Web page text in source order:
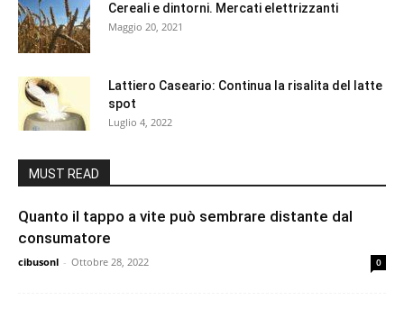
Cereali e dintorni. Mercati elettrizzanti
Maggio 20, 2021
Lattiero Caseario: Continua la risalita del latte
spot
Luglio 4, 2022
MUST READ
Quanto il tappo a vite può sembrare distante dal
consumatore
cibusonl - Ottobre 28, 2022 0